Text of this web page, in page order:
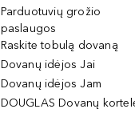
Parduotuvių grožio
paslaugos
Raskite tobulą dovaną
Dovanų idėjos Jai
Dovanų idėjos Jam
DOUGLAS Dovanų